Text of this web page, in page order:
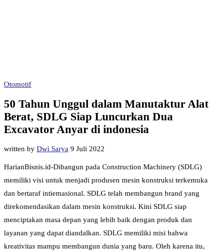
Otomotif
50 Tahun Unggul dalam Manutaktur Alat
Berat, SDLG Siap Luncurkan Dua
Excavator Anyar di indonesia
written by Dwi Sarya 9 Juli 2022
HarianBisnis.id-Dibangun pada Construction Machinery (SDLG)
memiliki visi untuk menjadi produsen mesin konstruksi terkemuka
dan bertaraf intiemasional. SDLG telah membangun brand yang
direkomendasikan dalam mesin konstruksi. Kini SDLG siap
menciptakan masa depan yang lebih baik dengan produk dan
layanan yang dapat diandalkan. SDLG memiliki misi bahwa
kreativitas mampu membangun dunia yang baru. Oleh karena itu,